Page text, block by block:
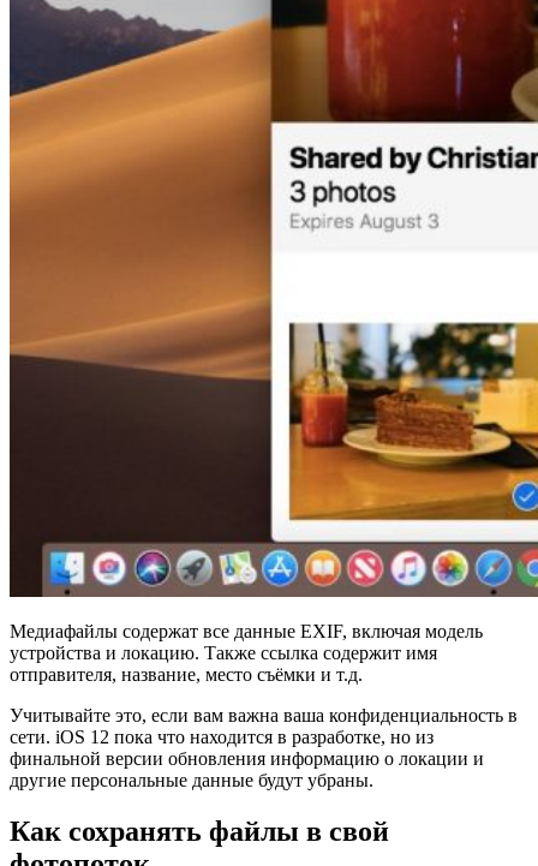
Медиафайлы содержат все данные EXIF, включая модель
устройства и локацию. Также ссылка содержит имя
отправителя, название, место съёмки и т.д.
Учитывайте это, если вам важна ваша конфиденциальность в
сети. iOS 12 пока что находится в разработке, но из
финальной версии обновления информацию о локации и
другие персональные данные будут убраны.
Как сохранять файлы в свой